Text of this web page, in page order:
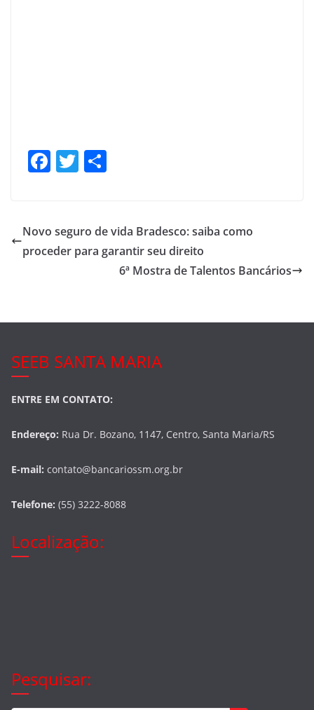
F
e
b
k
T
er e
Novo seguro de vida Bradesco: saiba como
proceder para garantir seu direito
6ª Mostra de Talentos Bancários
SEEB SANTA MARIA
ENTRE EM CONTATO:
Endereço: Rua Dr. Bozano, 1147, Centro, Santa Maria/RS
E-mail: contato@bancariossm.org.br
Telefone: (55) 3222-8088
Localização:
Pesquisar: